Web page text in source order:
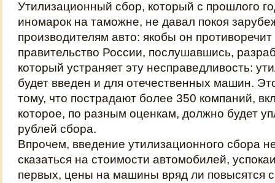
Утилизационный сбор, который с прошлого
иномарок на таможне, не давал покоя
производителям авто: якобы он
правительство России, послушавшись,
который устраняет эту несправедливость:
будет введен и для отечественных машин.
тому, что пострадают более 350 компаний,
которое, по разным оценкам, должно будет
рублей сбора.
Впрочем, введение утилизационного сбора
сказаться на стоимости автомобилей,
первых, цены на машины вряд ли повысятся